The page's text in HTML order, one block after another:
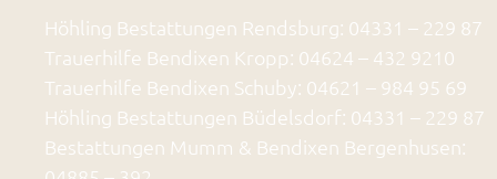
Höhling Bestattungen Rendsburg: 04331 – 229 87
Trauerhilfe Bendixen Kropp: 04624 – 432 9210
Trauerhilfe Bendixen Schuby: 04621 – 984 95 69
Höhling Bestattungen Büdelsdorf: 04331 – 229 87
Bestattungen Mumm & Bendixen Bergenhusen: